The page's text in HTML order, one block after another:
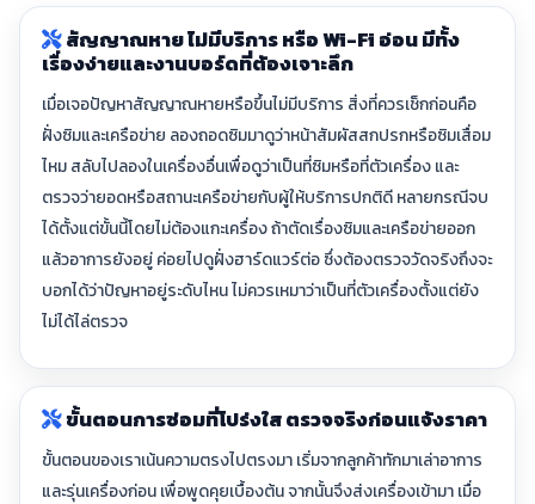
สัญญาณหาย ไม่มีบริการ หรือ Wi-Fi อ่อน มีทั้ง
เรื่องง่ายและงานบอร์ดที่ต้องเจาะลึก
เมื่อเจอปัญหาสัญญาณหายหรือขึ้นไม่มีบริการ สิ่งที่ควรเช็กก่อนคือ
ฝั่งซิมและเครือข่าย ลองถอดซิมมาดูว่าหน้าสัมผัสสกปรกหรือซิมเสื่อม
ไหม สลับไปลองในเครื่องอื่นเพื่อดูว่าเป็นที่ซิมหรือที่ตัวเครื่อง และ
ตรวจว่ายอดหรือสถานะเครือข่ายกับผู้ให้บริการปกติดี หลายกรณีจบ
ได้ตั้งแต่ขั้นนี้โดยไม่ต้องแกะเครื่อง ถ้าตัดเรื่องซิมและเครือข่ายออก
แล้วอาการยังอยู่ ค่อยไปดูฝั่งฮาร์ดแวร์ต่อ ซึ่งต้องตรวจวัดจริงถึงจะ
บอกได้ว่าปัญหาอยู่ระดับไหน ไม่ควรเหมาว่าเป็นที่ตัวเครื่องตั้งแต่ยัง
ไม่ได้ไล่ตรวจ
ขั้นตอนการซ่อมที่โปร่งใส ตรวจจริงก่อนแจ้งราคา
ขั้นตอนของเราเน้นความตรงไปตรงมา เริ่มจากลูกค้าทักมาเล่าอาการ
และรุ่นเครื่องก่อน เพื่อพูดคุยเบื้องต้น จากนั้นจึงส่งเครื่องเข้ามา เมื่อ